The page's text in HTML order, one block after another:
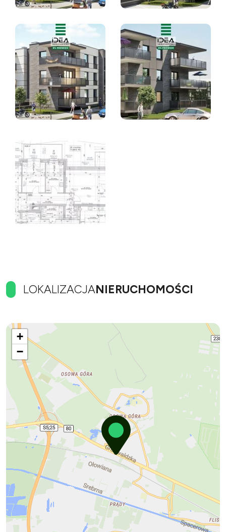
LOKALIZACJANIERUCHOMOŚCI
+
−